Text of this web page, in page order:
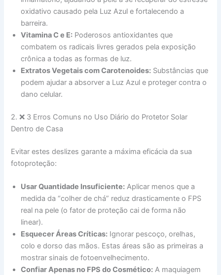
oxidativo causado pela Luz Azul e fortalecendo a
barreira.
Vitamina C e E: Poderosos antioxidantes que
combatem os radicais livres gerados pela exposição
crônica a todas as formas de luz.
Extratos Vegetais com Carotenoides: Substâncias que
podem ajudar a absorver a Luz Azul e proteger contra o
dano celular.
2. ❌ 3 Erros Comuns no Uso Diário do Protetor Solar
Dentro de Casa
Evitar estes deslizes garante a máxima eficácia da sua
fotoproteção:
Usar Quantidade Insuficiente: Aplicar menos que a
medida da “colher de chá” reduz drasticamente o FPS
real na pele (o fator de proteção cai de forma não
linear).
Esquecer Áreas Críticas: Ignorar pescoço, orelhas,
colo e dorso das mãos. Estas áreas são as primeiras a
mostrar sinais de fotoenvelhecimento.
Confiar Apenas no FPS do Cosmético: A maquiagem